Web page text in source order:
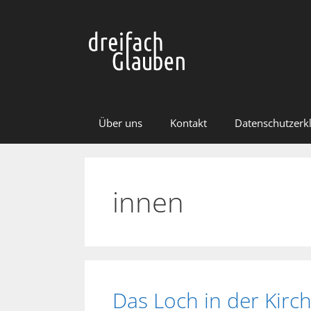
Über uns Kontakt
innen
Das Loch in der